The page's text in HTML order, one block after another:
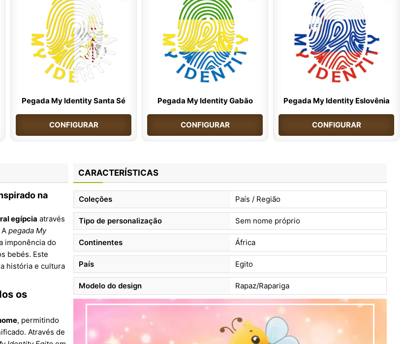
Pegada My Identity Santa Sé
CONFIGURAR
Pegada My Identity Gabão
CONFIGURAR
Pegada My Identity Eslovênia
CONFIGURAR
na
egípcia através
A pegada My
imponência do
bebés. Este
história e cultura
os
, permitindo
Através de
CARACTERÍSTICAS
Coleções País / Região
Tipo de personalização Sem nome próprio
Continentes África
País Egito
Modelo do design Rapaz/Rapariga